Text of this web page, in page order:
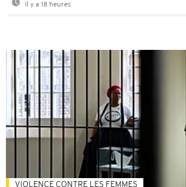
Il y a 18 heures
VIOLENCE CONTRE LES FEMMES